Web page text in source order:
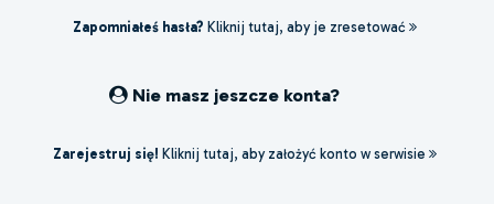
Zapomniałeś hasła? Kliknij tutaj, aby je zresetować
Nie masz jeszcze konta?
Zarejestruj się! Kliknij tutaj, aby założyć konto w serwisie